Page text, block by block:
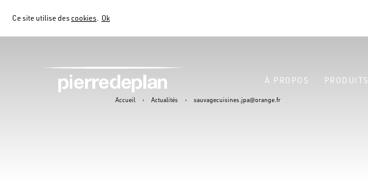
Ce site utilise descookies. Ok
À PROPOS PRODUITS
Accueil › Actualités › sauvagecuisines.jpa@orange.fr